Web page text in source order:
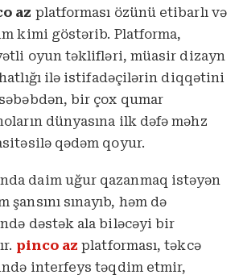
az platforması özünü etibarlı və
kimi göstərib. Platforma,
oyun təklifləri, müasir dizayn
ilə istifadəçilərin diqqətini
bir çox qumar
dünyasına ilk dəfə məhz
qədəm qoyur.
daim uğur qazanmaq istəyən
şansını sınayıb, həm də
dəstək ala biləcəyi bir
pinco az platforması, təkcə
interfeys təqdim etmir,